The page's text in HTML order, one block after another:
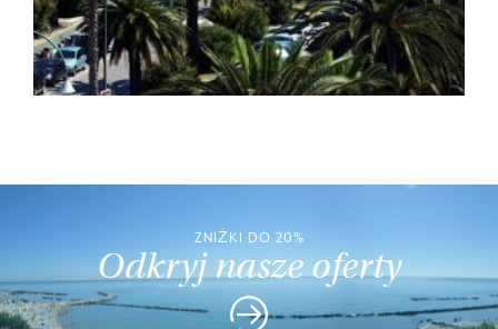
ZNIŻKI DO 20%
Odkryj nasze oferty